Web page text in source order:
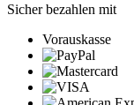
Sicher bezahlen mit
Vorauskasse